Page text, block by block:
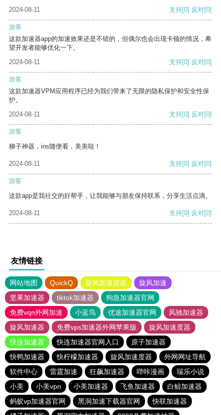
2024-08-11
支持[0] 反对[0]
游客
这款加速器app的加速效果还是不错的，但偶尔也会出现卡顿的情况，希
望开发者能够优化一下。
2024-08-11
支持[0] 反对[0]
游客
这款加速器VPM应用程序已经为我们带来了无限的隐私保护和安全性保
护。
2024-08-11
支持[0] 反对[0]
游客
梯子神器，ins随便看，美美哒！
2024-08-11 支持[0] 反对[0]
游客
这款app是我社交的好帮手，让我能够与朋友保持联系，分享生活点滴。
2024-08-11 支持[0] 反对[0]
友情链接
网站地图 QuickQ 旋风加速度器
旋风加速
坚果加速器
tiktok加速器
狗急加速器官网
免费vqn外网加速
小蓝鸟 优途加速器官网
风驰加速器
旋风加速器
免费vps加速器外网苹果版
旋风加速度器
快连加速器
快连加速器官网入口
原子加速器
快鸭加速器
快柠檬加速器 旋风加速度器
外网网址导航
软件中心
雷霆加速 狂飙加速器 哔咔漫画
瑞乐小说
小美
小美vpn 小美加速器 飞鱼加速器
白鲸加速器
蚂蚁vp加速器官网
黑洞加速下载器官网
快联加速器